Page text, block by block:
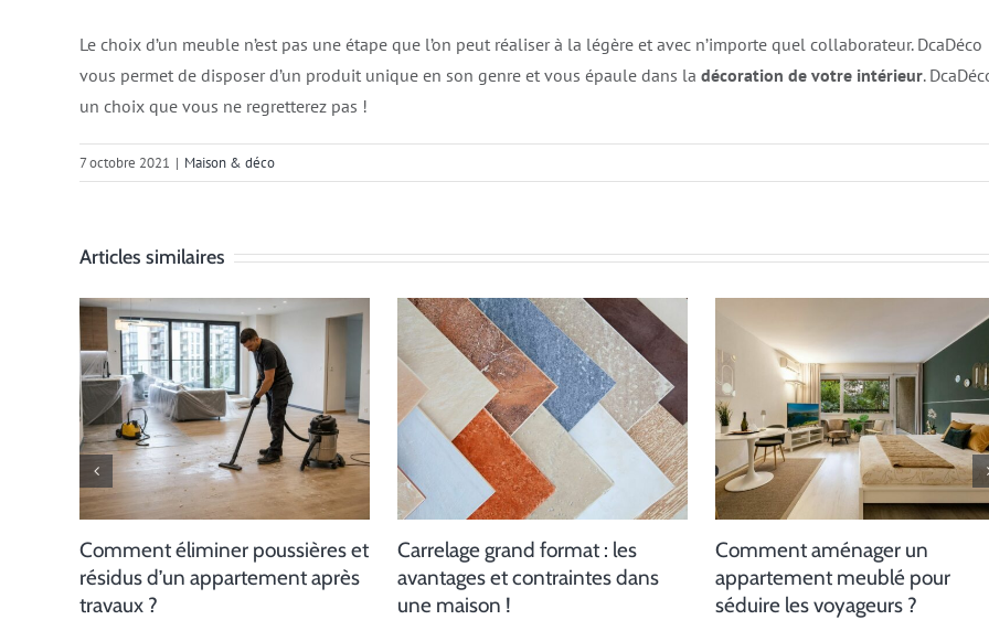
Le choix d’un meuble n’est pas une étape que l’on peut réaliser à la légère et avec n’importe quel collaborateur. DcaDéco
vous permet de disposer d’un produit unique en son genre et vous épaule dans la décoration de votre intérieur.
un choix que vous ne regretterez pas !
7 octobre 2021 | Maison & déco
Articles similaires
Comment éliminer poussières et
résidus d’un appartement après
travaux ?
Carrelage grand format : les
avantages et contraintes dans
une maison !
Comment aménager un
appartement meublé pour
séduire les voyageurs ?